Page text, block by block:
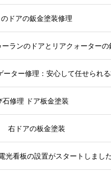
ドアの鈑金塗装修理
ランのドアとリアクォーターの
ター修理：安心して任せられ
修理 ドア板金塗装
ドアの板金塗装
光看板の設置がスタートしまし